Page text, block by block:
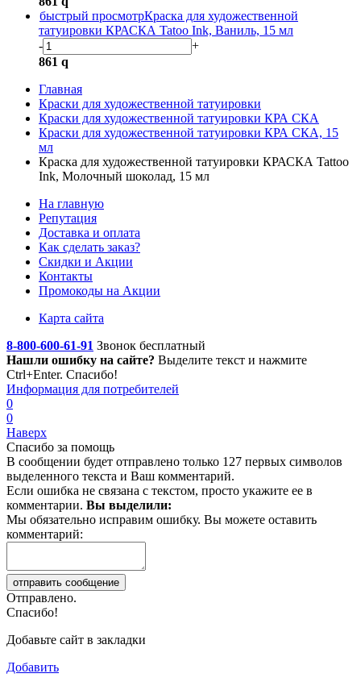
быстрый просмотрКраска для художественной
татуировки КРАСКА Tatoo Ink, Ваниль, 15 мл
-
+
861 q
Главная
Краски для художественной татуировки
Краски для художественной татуировки КРА СКА
Краски для художественной татуировки КРА СКА, 15
мл
Краска для художественной татуировки КРАСКА Tattoo
Ink, Молочный шоколад, 15 мл
На главную
Репутация
Доставка и оплата
Как сделать заказ?
Скидки и Акции
Контакты
Промокоды на Акции
Карта сайта
8-800-600-61-91 Звонок бесплатный
Нашли ошибку на сайте? Выделите текст и нажмите
Ctrl+Enter. Спасибо!
Информация для потребителей
0
0
Наверх
Спасибо за помощь
В сообщении будет отправлено только 127 первых символов
выделенного текста и Ваш комментарий.
Если ошибка не связана с текстом, просто укажите ее в
комментарии. Вы выделили:
Мы обязательно исправим ошибку. Вы можете оставить
комментарий:
Отправлено.
Спасибо!
Добавьте сайт в закладки
Добавить